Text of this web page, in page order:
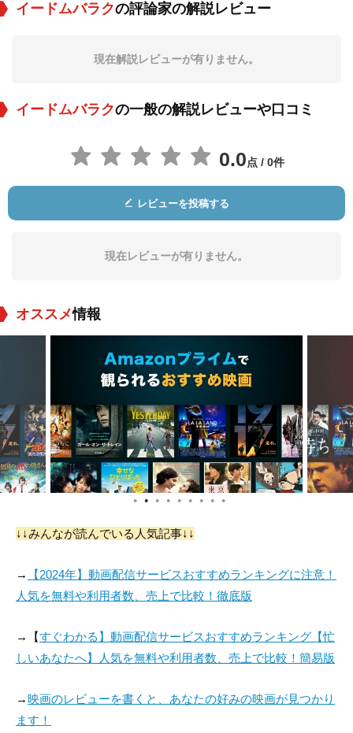
イードムバラクの評論家の解説レビュー
現在解説レビューが有りません。
イードムバラクの一般の解説レビューや口コミ
0.0点 / 0件
レビューを投稿する
現在レビューが有りません。
オススメ情報
● ● ● ● ● ● ● ● ●
↓↓みんなが読んでいる人気記事↓↓
→
【2024年】動画配信サービスおすすめランキングに注意！
人気を無料や利用者数、売上で比較！徹底版
→【すぐわかる】動画配信サービスおすすめランキング【忙
しいあなたへ】人気を無料や利用者数、売上で比較！簡易版
→映画のレビューを書くと、あなたの好みの映画が見つかり
ます！